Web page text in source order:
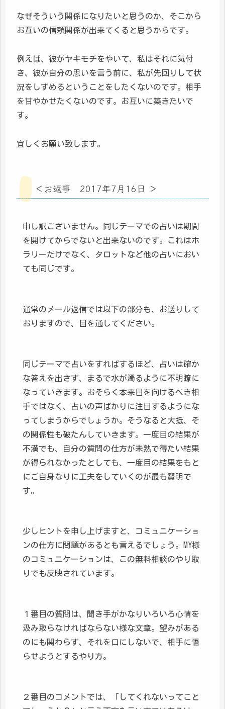
なぜそういう関係になりたいと思うのか、そこから
お互いの信頼関係が出来てくると思うからです。
例えば、彼がヤキモチをやいて、私はそれに気付
き、彼が自分の思いを言う前に、私が先回りして状
況をしずめるということをしたくないのです。相手
を甘やかせたくないのです。お互いに築きたいで
す。
宜しくお願い致します。
＜お返事 2017年7月16日 ＞
申し訳ございません。同じテーマでの占いは期間
を開けてからでないと出来ないのです。これはホ
ラリーだけでなく、タロットなど他の占いにおい
ても同じです。
通常のメール返信では以下の部分も、お送りして
おりますので、目を通してください。
同じテーマで占いをすればするほど、占いは確か
な答えを出さず、まるで水が濁るように不明瞭に
なっていきます。おそらく本来目を向けるべき相
手ではなく、占いの声ばかりに注目するようにな
ってしまうからでしょうか。そうなると大抵、そ
の関係性も破たんしていきます。一度目の結果が
不満でも、自分の質問の仕方が未熟で得たい結果
が得られなかったとしても、一度目の結果をもと
にご自身なりに工夫をしていくのが最も賢明で
す。
少しヒントを申し上げますと、コミュニケーショ
ンの仕方に問題があるとも言えるでしょう。MY様
のコミュニケーションは、この無料相談のやり取
りでも反映されています。
１番目の質問は、聞き手がかなりいろいろ心情を
汲み取らなければならない様な文章。望みがある
のにも関わらず、それを口にしないで、相手に悟
らせようとするやり方。
２番目のコメントでは、「してくれないってこと